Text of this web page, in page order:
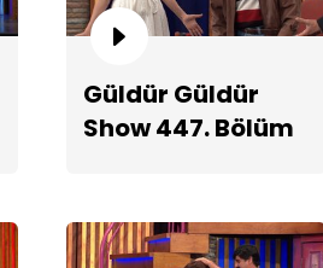
Güldür Güldür
Show 447. Bölüm